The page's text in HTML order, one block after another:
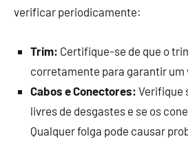
verificar periodicamente:
Trim: Certifique-se de que o
corretamente para garantir um
Cabos e Conectores: Verifique
livres de desgastes e se os
Qualquer folga pode causar